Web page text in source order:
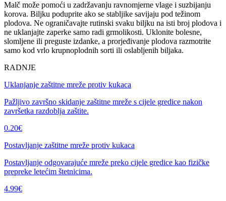
Malč može pomoći u zadržavanju ravnomjerne vlage i suzbijanju
korova. Biljku poduprite ako se stabljike savijaju pod težinom
plodova. Ne ograničavajte rutinski svaku biljku na isti broj plodova i
ne uklanjajte zaperke samo radi grmolikosti. Uklonite bolesne,
slomljene ili preguste izdanke, a prorjeđivanje plodova razmotrite
samo kod vrlo krupnoplodnih sorti ili oslabljenih biljaka.
RADNJE
Uklanjanje zaštitne mreže protiv kukaca
Pažljivo završno skidanje zaštitne mreže s cijele gredice nakon
završetka razdoblja zaštite.
0.20€
Postavljanje zaštitne mreže protiv kukaca
Postavljanje odgovarajuće mreže preko cijele gredice kao fizičke
prepreke letećim štetnicima.
4.99€